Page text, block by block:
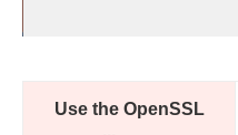
Use the OpenSSL